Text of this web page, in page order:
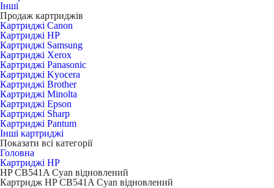
Інші
Продаж картриджів
Картриджі Canon
Картриджі HP
Картриджі Samsung
Картриджі Xerox
Картриджі Panasonic
Картриджі Kyocera
Картриджі Brother
Картриджі Minolta
Картриджі Epson
Картриджі Sharp
Картриджі Pantum
Інші картриджі
Показати всі категорії
Головна
Картриджі HP
HP CB541A Cyan відновлений
Картридж HP CB541A Cyan відновлений